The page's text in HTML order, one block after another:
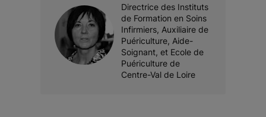
Directrice des Instituts
de Formation en Soins
Infirmiers, Auxiliaire de
Puériculture, Aide-
Soignant, et Ecole de
Puériculture de
Centre-Val de Loire